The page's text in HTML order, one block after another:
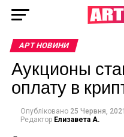
АРТ НОВИНИ
Аукционы
оплату в
Опубліковано 25 Червня, 2021
Редактор Елизавета А.